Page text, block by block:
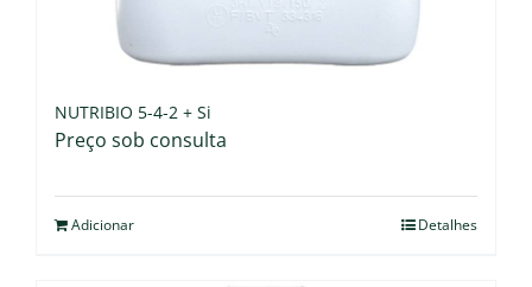
NUTRIBIO 5-4-2 + Si
Preço sob consulta
Adicionar Detalhes